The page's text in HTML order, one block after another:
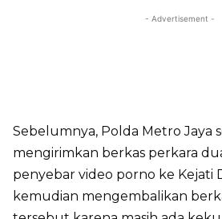
- Advertisement -
Sebelumnya, Polda Metro Jaya
mengirimkan berkas perkara
penyebar video porno ke Kejati
kemudian mengembalikan